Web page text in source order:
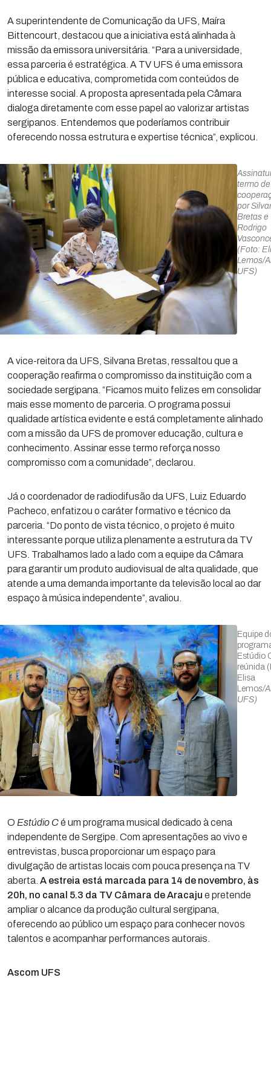
A superintendente de Comunicação da UFS, Maíra
Bittencourt, destacou que a iniciativa está alinhada à
missão da emissora universitária. “Para a universidade,
essa parceria é estratégica. A TV UFS é uma emissora
pública e educativa, comprometida com conteúdos de
interesse social. A proposta apresentada pela Câmara
dialoga diretamente com esse papel ao valorizar artistas
sergipanos. Entendemos que poderíamos contribuir
oferecendo nossa estrutura e expertise técnica”, explicou.
termo de
por
Bretas e
Rodrigo
(Foto:
Lemos/
UFS)
A vice-reitora da UFS, Silvana Bretas, ressaltou que a
cooperação reafirma o compromisso da instituição com a
sociedade sergipana. “Ficamos muito felizes em consolidar
mais esse momento de parceria. O programa possui
qualidade artística evidente e está completamente alinhado
com a missão da UFS de promover educação, cultura e
conhecimento. Assinar esse termo reforça nosso
compromisso com a comunidade”, declarou.
Já o coordenador de radiodifusão da UFS, Luiz Eduardo
Pacheco, enfatizou o caráter formativo e técnico da
parceria. “Do ponto de vista técnico, o projeto é muito
interessante porque utiliza plenamente a estrutura da TV
UFS. Trabalhamos lado a lado com a equipe da Câmara
para garantir um produto audiovisual de alta qualidade, que
atende a uma demanda importante da televisão local ao dar
espaço à música independente”, avaliou.
Equipe
Estúdio
reúnida
Elisa
Lemos/
UFS)
O Estúdio Cé um programa musical dedicado à cena
independente de Sergipe. Com apresentações ao vivo e
entrevistas, busca proporcionar um espaço para
divulgação de artistas locais com pouca presença na TV
aberta. A estreia está marcada para 14 de novembro, às
20h, no canal 5.3 da TV Câmara de Aracaju e pretende
ampliar o alcance da produção cultural sergipana,
oferecendo ao público um espaço para conhecer novos
talentos e acompanhar performances autorais.
Ascom UFS